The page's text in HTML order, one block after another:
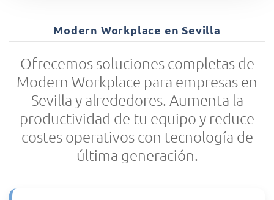
Modern Workplace en Sevilla
Ofrecemos soluciones completas de
Modern Workplace para empresas en
Sevilla y alrededores. Aumenta la
productividad de tu equipo y reduce
costes operativos con tecnología de
última generación.